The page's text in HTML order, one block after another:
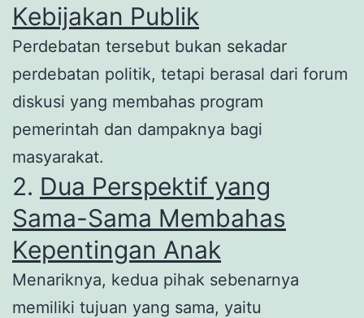
Kebijakan Publik
Perdebatan tersebut bukan sekadar
perdebatan politik, tetapi berasal dari forum
diskusi yang membahas program
pemerintah dan dampaknya bagi
masyarakat.
2. Dua Perspektif yang
Sama-Sama Membahas
Kepentingan Anak
Menariknya, kedua pihak sebenarnya
memiliki tujuan yang sama, yaitu